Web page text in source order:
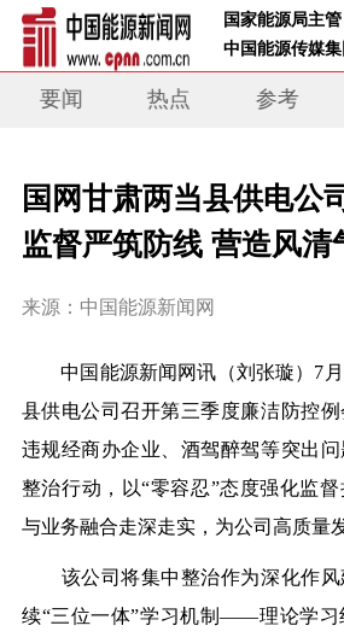
国家能源局主管
中国能源传媒
要闻 热点 参考
国网甘肃两当县供电公
监督严筑防线 营造风清
来源：中国能源新闻网
中国能源新闻网讯 （刘张璇） 7
县供电公司召开第三季度廉洁防控例
违规经商办企业、酒驾醉驾等突出
整治行动，以“零容忍”态度强化监
与业务融合走深走实，为公司高质量
该公司将集中整治作为深化作风
续“三位一体”学习机制——理论学习